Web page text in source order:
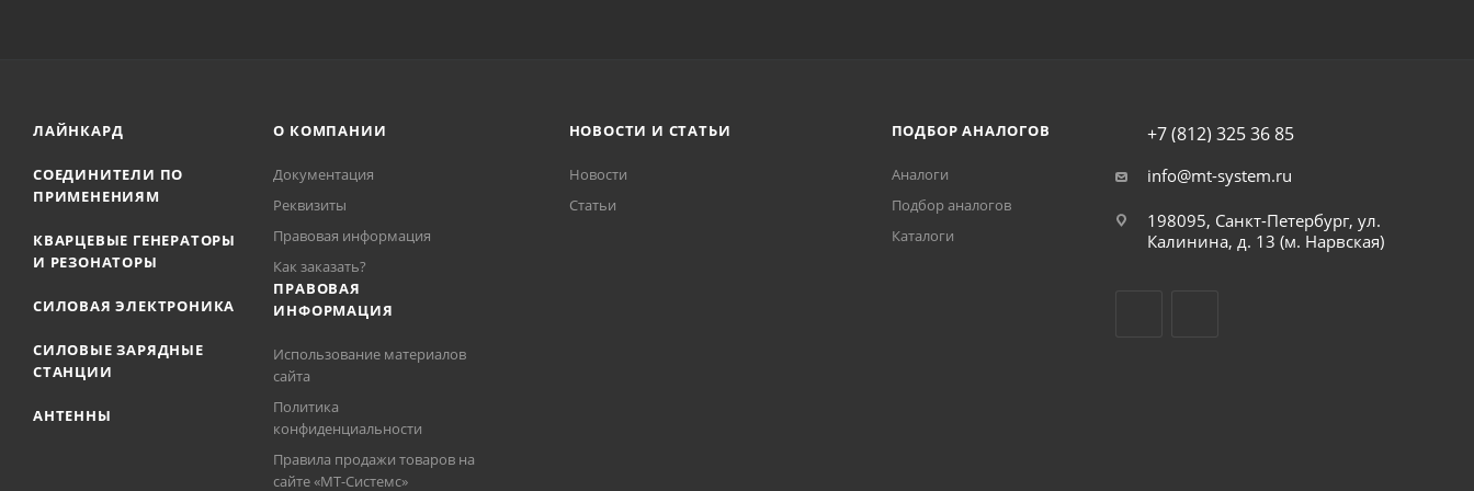
ЛАЙНКАРД
СОЕДИНИТЕЛИ ПО
ПРИМЕНЕНИЯМ
КВАРЦЕВЫЕ ГЕНЕРАТОРЫ
И РЕЗОНАТОРЫ
СИЛОВАЯ ЭЛЕКТРОНИКА
СИЛОВЫЕ ЗАРЯДНЫЕ
СТАНЦИИ
АНТЕННЫ
О КОМПАНИИ
Документация
Реквизиты
Правовая информация
Как заказать?
ПРАВОВАЯ
ИНФОРМАЦИЯ
Использование материалов
сайта
Политика
конфиденциальности
Правила продажи товаров на
сайте «МТ-Системс»
НОВОСТИ И СТАТЬИ
Новости
Статьи
ПОДБОР АНАЛОГОВ
Аналоги
Подбор аналогов
Каталоги
+7 (812) 325 36 85
info@mt-system.ru
198095, Санкт-Петербург, ул.
Калинина, д. 13 (м. Нарвская)